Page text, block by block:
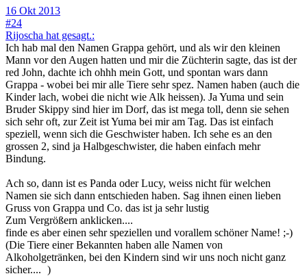
16 Okt 2013
#24
Rijoscha hat gesagt.:
Ich hab mal den Namen Grappa gehört, und als wir den kleinen
Mann vor den Augen hatten und mir die Züchterin sagte, das ist der
red John, dachte ich ohhh mein Gott, und spontan wars dann
Grappa - wobei bei mir alle Tiere sehr spez. Namen haben (auch die
Kinder lach, wobei die nicht wie Alk heissen). Ja Yuma und sein
Bruder Skippy sind hier im Dorf, das ist mega toll, denn sie sehen
sich sehr oft, zur Zeit ist Yuma bei mir am Tag. Das ist einfach
speziell, wenn sich die Geschwister haben. Ich sehe es an den
grossen 2, sind ja Halbgeschwister, die haben einfach mehr
Bindung.
Ach so, dann ist es Panda oder Lucy, weiss nicht für welchen
Namen sie sich dann entschieden haben. Sag ihnen einen lieben
Gruss von Grappa und Co. das ist ja sehr lustig
Zum Vergrößern anklicken....
finde es aber einen sehr speziellen und vorallem schöner Name! ;-)
(Die Tiere einer Bekannten haben alle Namen von
Alkoholgetränken, bei den Kindern sind wir uns noch nicht ganz
sicher.... )